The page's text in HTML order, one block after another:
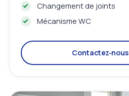
Changement de joints
Mécanisme WC
Contactez‑nous